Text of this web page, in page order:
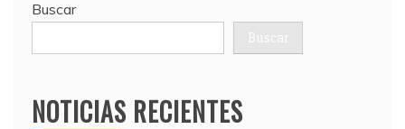
Buscar
Buscar
NOTICIAS RECIENTES